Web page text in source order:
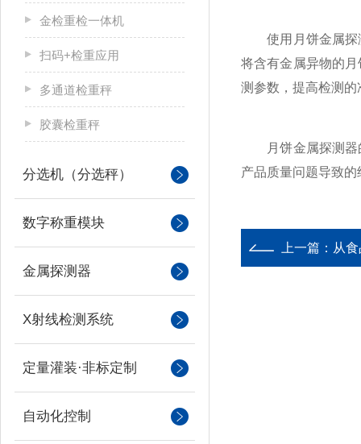
金检重检一体机
扫码+检重应用
多通道检重秤
胶囊检重秤
分选机（分选秤）
数字称重模块
金属探测器
X射线检测系统
定量灌装·非标定制
自动化控制
使用月饼金属探测
将含有金属异物的
测参数，提高检测
月饼金属探测器的
产品质量问题导致
上一篇： 从